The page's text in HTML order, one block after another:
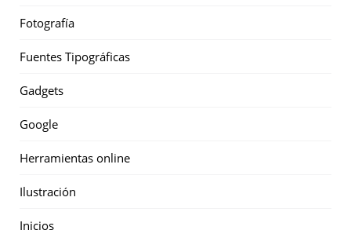
Fotografía
Fuentes Tipográficas
Gadgets
Google
Herramientas online
Ilustración
Inicios